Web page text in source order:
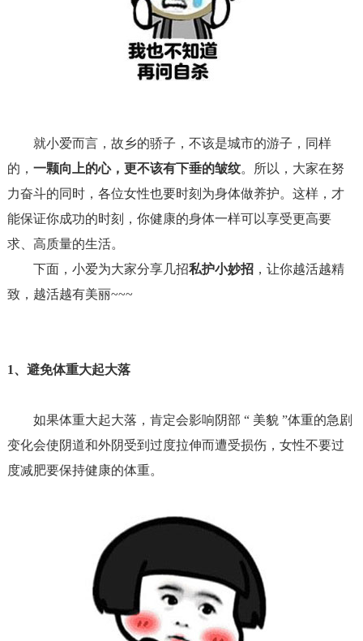
就小爱而言，故乡的骄子，不该是城市的游子 ，同样
的， 一颗向上的心，更不该有下垂的皱纹。 所以，大家在努
力奋斗的同时， 各位女性也要时刻为身体做养护。这样，才
能保证你成功的时刻，你健康的身体一样可以享受更高要
求、高质量的生活。
下面，小爱为大家分享几招私护小妙招，让你越活越精
致，越活越有美丽~~~
1、 避免体重大起大落
如果体重大起大落，肯定会影响阴部 “ 美貌 ”体重的急剧
变化会使阴道和外阴受到过度拉伸而遭受损伤，女性不要过
度减肥要保持健康的体重。